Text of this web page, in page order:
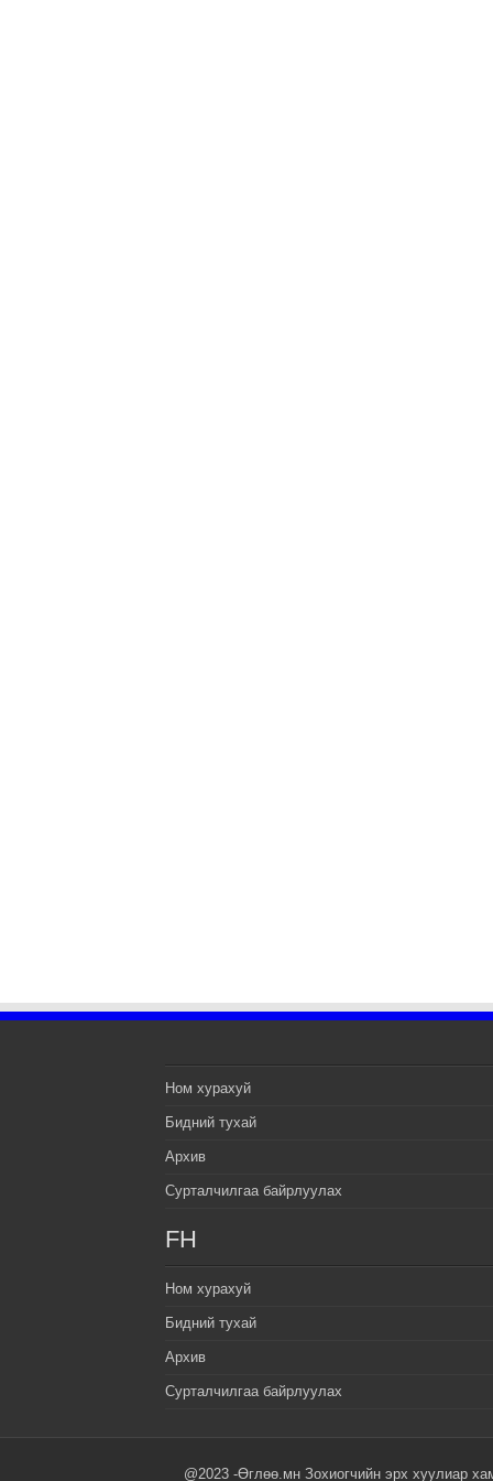
Ном хурахуй
Бидний тухай
Архив
Сурталчилгаа байрлуулах
FH
Ном хурахуй
Бидний тухай
Архив
Сурталчилгаа байрлуулах
@2023 -Өглөө.мн Зохиогчийн эрх хуулиар